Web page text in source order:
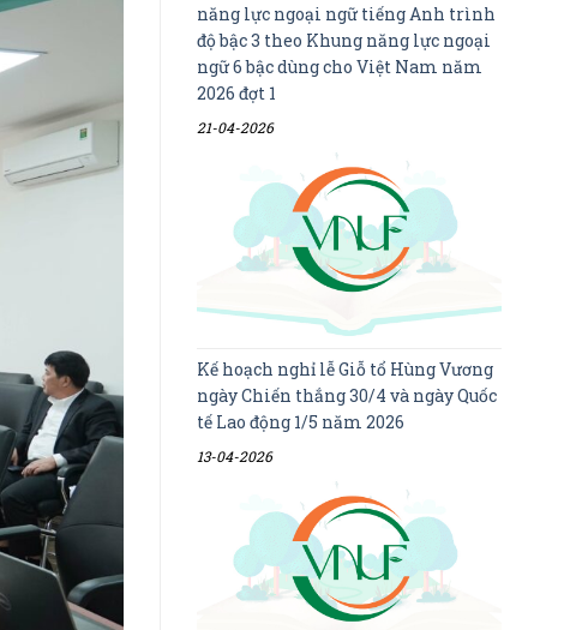
năng lực ngoại ngữ tiếng Anh trình
độ bậc 3 theo Khung năng lực ngoại
ngữ 6 bậc dùng cho Việt Nam năm
2026 đợt 1
21-04-2026
Kế hoạch nghỉ lễ Giỗ tổ Hùng Vương
ngày Chiến thắng 30/4 và ngày Quốc
tế Lao động 1/5 năm 2026
13-04-2026